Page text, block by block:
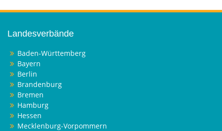
Landesverbände
Baden-Württemberg
Bayern
Berlin
Brandenburg
Bremen
Hamburg
Hessen
Mecklenburg-Vorpommern